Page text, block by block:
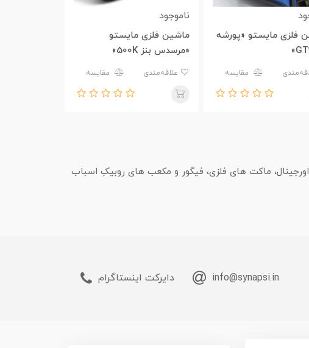
فلزی مایستو «پورشه
مقایسه
ناموجود
ماشین فلزی مایستو
«مرسدس بنز 500K»
مقایسه
ماکت های فلزی، فیگور و مکعب های روبیکِ اسباب
info@synapsi.in دایرکت اینستاگرام